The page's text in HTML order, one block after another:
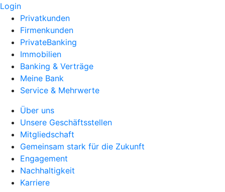
Login
Privatkunden
Firmenkunden
PrivateBanking
Immobilien
Banking & Verträge
Meine Bank
Service & Mehrwerte
Über uns
Unsere Geschäftsstellen
Mitgliedschaft
Gemeinsam stark für die Zukunft
Engagement
Nachhaltigkeit
Karriere